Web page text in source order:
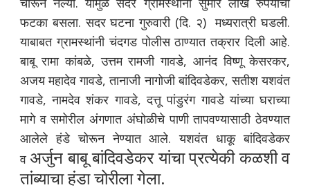
फटका बसला. सदर घटना गुरुवारी (दि. २) मध्यरात्री घडली.
याबाबत ग्रामस्थांनी चंदगड पोलीस ठाण्यात तक्रार दिली आहे.
बाबू रामा कांबळे, उत्तम रामजी गावडे, आनंद विष्णू केसरकर,
अजय महादेव गावडे, तानाजी नागोजी बांदिवडेकर, सतीश यशवंत
गावडे, नामदेव शंकर गावडे, दत्तू पांडुरंग गावडे यांच्या घराच्या
मागे व समोरील अंगणात अंघोळीचे पाणी तापवण्यासाठी ठेवण्यात
आलेले हंडे चोरून नेण्यात आले. यशवंत धाकू बांदिवडेकर
वअर्जुन बाबू बांदिवडेकर यांचा प्रत्येकी कळशी व
तांब्याचा हंडा चोरीला गेला.